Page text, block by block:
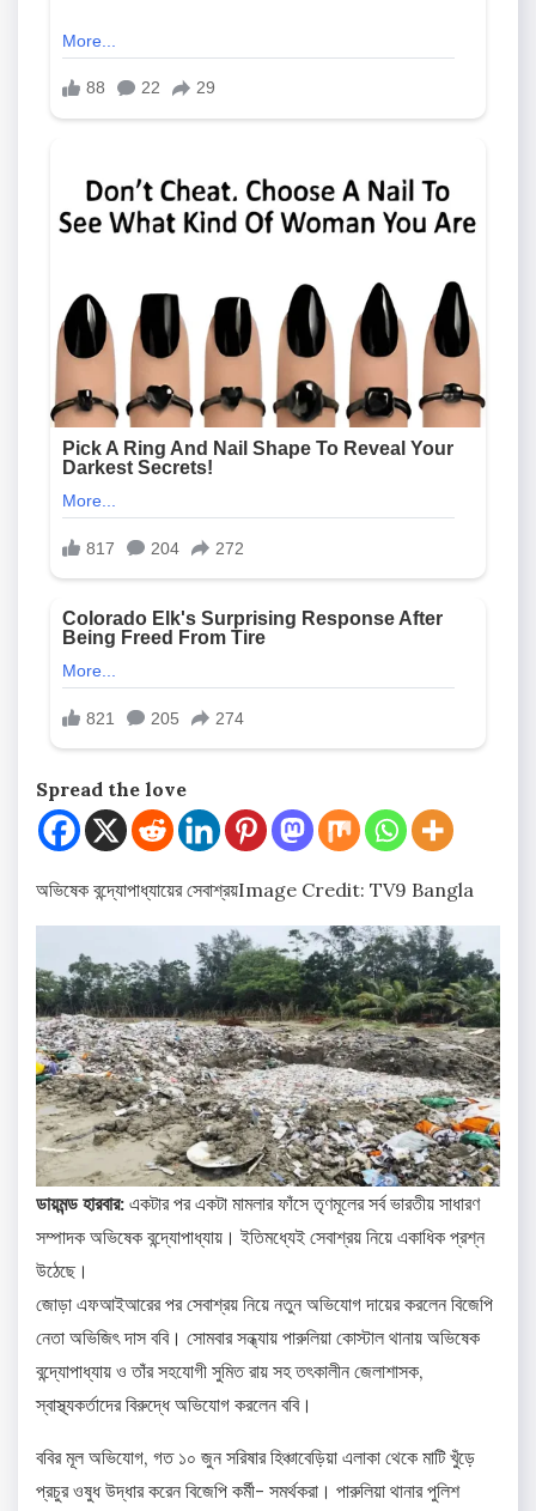
Spread the love
অভিষেক বন্দ্যোপাধ্যায়ের সেবাশ্রয়Image Credit: TV9 Bangla
ডায়মন্ড হারবার: একটার পর একটা মামলার ফাঁসে তৃণমূলের সর্ব ভারতীয় সাধারণ
সম্পাদক অভিষেক বন্দ্যোপাধ্যায়। ইতিমধ্যেই সেবাশ্রয় নিয়ে একাধিক প্রশ্ন
উঠেছে।
জোড়া এফআইআরের পর সেবাশ্রয় নিয়ে নতুন অভিযোগ দায়ের করলেন বিজেপি
নেতা অভিজিৎ দাস ববি। সোমবার সন্ধ্যায় পারুলিয়া কোস্টাল থানায় অভিষেক
বন্দ্যোপাধ্যায় ও তাঁর সহযোগী সুমিত রায় সহ তৎকালীন জেলাশাসক,
স্বাস্থ্যকর্তাদের বিরুদ্ধে অভিযোগ করলেন ববি।
ববির মূল অভিযোগ, গত ১০ জুন সরিষার হিঞ্চাবেড়িয়া এলাকা থেকে মাটি খুঁড়ে
প্রচুর ওষুধ উদ্ধার করেন বিজেপি কর্মী- সমর্থকরা। পারুলিয়া থানার পুলিশ